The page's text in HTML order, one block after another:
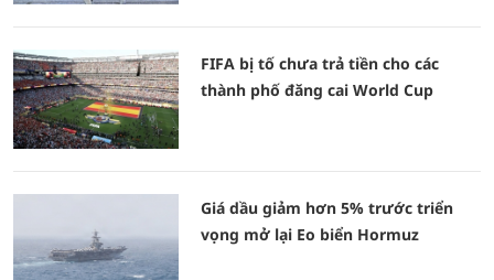
FIFA bị tố chưa trả tiền cho các
thành phố đăng cai World Cup
Giá dầu giảm hơn 5% trước triển
vọng mở lại Eo biển Hormuz